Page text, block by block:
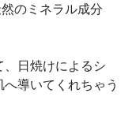
のミネラル成分
日焼けによるシ
導いてくれちゃう